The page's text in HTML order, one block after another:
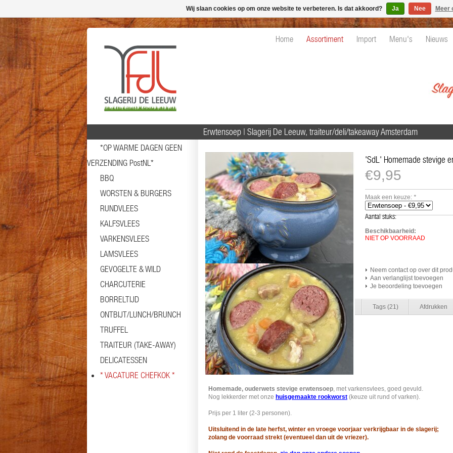
Home Assortiment Import Menu's Nieuws
*OP WARME DAGEN GEEN
VERZENDING PostNL*
BBQ
WORSTEN & BURGERS
RUNDVLEES
KALFSVLEES
VARKENSVLEES
LAMSVLEES
GEVOGELTE & WILD
CHARCUTERIE
BORRELTIJD
ONTBIJT/LUNCH/BRUNCH
TRUFFEL
TRAITEUR (TAKE-AWAY)
DELICATESSEN
* VACATURE CHEFKOK *
Erwtensoep | Slagerij De Leeuw, traiteur/deli/takeaway Amsterdam
'SdL' Homemade stevige
Maak een keuze: *
Aantal stuks:
€9,95
Beschikbaarheid:
NIET OP VOORRAAD
Neem contact op over dit
Aan verlanglijst toevoegen
Je beoordeling toevoegen
Informatie Specificaties Reviews(0) Tags (21) Afdrukken
Homemade, ouderwets stevige erwtensoep, met varkensvlees, goed gevuld.
Nog lekkerder met onze huisgemaakte rookworst (keuze uit rund of varken).
Prijs per 1 liter (2-3 personen).
Uitsluitend in de late herfst, winter en vroege voorjaar verkrijgbaar in de slagerij;
zolang de voorraad strekt (eventueel dan uit de vriezer).
Wij slaan cookies op om onze website te verbeteren. Is dat akkoord? Ja Nee Meer